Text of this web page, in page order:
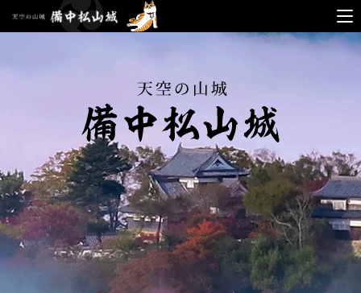
天空
の山
城
備中
松山